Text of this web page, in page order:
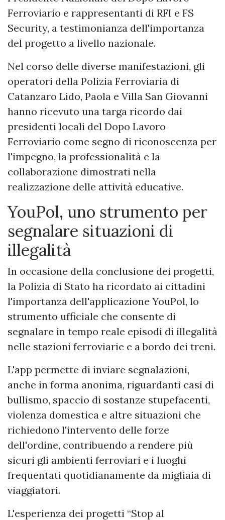
Ferroviario e rappresentanti di RFI e FS
Security, a testimonianza dell'importanza
del progetto a livello nazionale.
Nel corso delle diverse manifestazioni, gli
operatori della Polizia Ferroviaria di
Catanzaro Lido, Paola e Villa San Giovanni
hanno ricevuto una targa ricordo dai
presidenti locali del Dopo Lavoro
Ferroviario come segno di riconoscenza per
l'impegno, la professionalità e la
collaborazione dimostrati nella
realizzazione delle attività educative.
YouPol, uno strumento per
segnalare situazioni di
illegalità
In occasione della conclusione dei progetti,
la Polizia di Stato ha ricordato ai cittadini
l'importanza dell'applicazione YouPol, lo
strumento ufficiale che consente di
segnalare in tempo reale episodi di illegalità
nelle stazioni ferroviarie e a bordo dei treni.
L'app permette di inviare segnalazioni,
anche in forma anonima, riguardanti casi di
bullismo, spaccio di sostanze stupefacenti,
violenza domestica e altre situazioni che
richiedono l'intervento delle forze
dell'ordine, contribuendo a rendere più
sicuri gli ambienti ferroviari e i luoghi
frequentati quotidianamente da migliaia di
viaggiatori.
L'esperienza dei progetti “Stop al